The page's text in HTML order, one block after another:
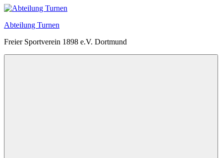
Zum
springen
Abteilung Turnen
Freier Sportverein 1898 e.V. Dortmund